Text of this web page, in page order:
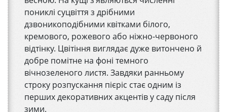
пониклі суцвіття з дрібними
дзвоникоподібними квітками білого,
кремового, рожевого або ніжно-червоного
відтінку. Цвітіння виглядає дуже витончено й
добре помітне на фоні темного
вічнозеленого листя. Завдяки ранньому
строку розпускання пієріс стає одним із
перших декоративних акцентів у саду після
зими.